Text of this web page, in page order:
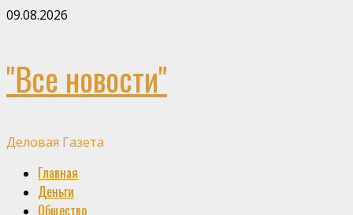
Skip
09.08.2026
"Все новости"
Деловая Газета
Primary
Menu
Главная
Деньги
Общество